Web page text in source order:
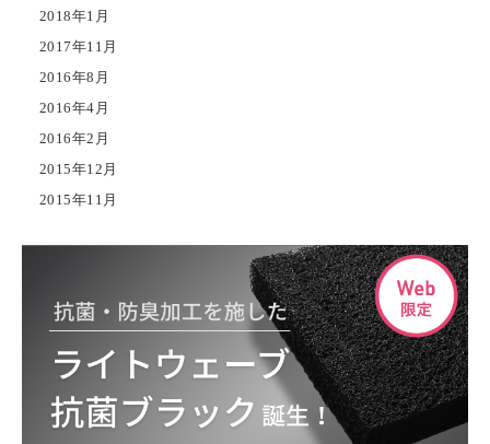
2018年1月
2017年11月
2016年8月
2016年4月
2016年2月
2015年12月
2015年11月